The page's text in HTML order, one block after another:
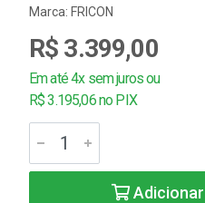
Marca: FRICON
R$ 3.399,00
Em até 4x sem juros ou
R$ 3.195,06 no PIX